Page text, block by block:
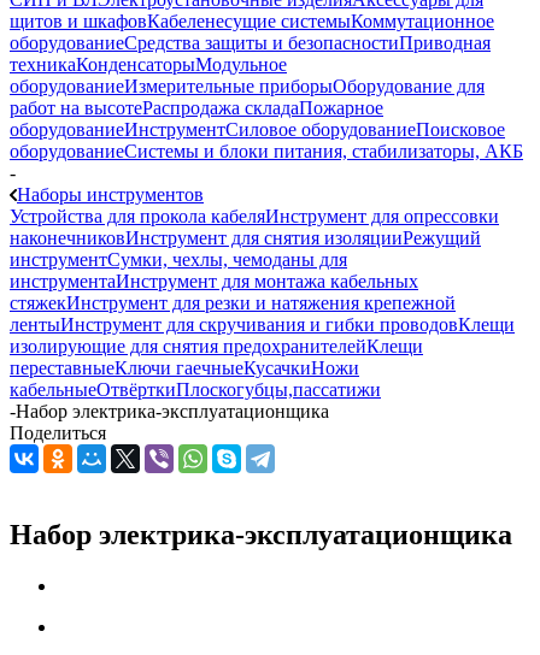
щитов и шкафовКабеленесущие системыКоммутационное
оборудованиеСредства защиты и безопасностиПриводная
техникаКонденсаторыМодульное
оборудованиеИзмерительные приборыОборудование для
работ на высотеРаспродажа складаПожарное
оборудованиеИнструментСиловое оборудованиеПоисковое
оборудованиеСистемы и блоки питания, стабилизаторы, АКБ
-
Наборы инструментов
Устройства для прокола кабеляИнструмент для опрессовки
наконечниковИнструмент для снятия изоляцииРежущий
инструментСумки, чехлы, чемоданы для
инструментаИнструмент для монтажа кабельных
стяжекИнструмент для резки и натяжения крепежной
лентыИнструмент для скручивания и гибки проводовКлещи
изолирующие для снятия предохранителейКлещи
переставныеКлючи гаечныеКусачкиНожи
кабельныеОтвёрткиПлоскогубцы,пассатижи
-Набор электрика-эксплуатационщика
Поделиться
Набор электрика-эксплуатационщика